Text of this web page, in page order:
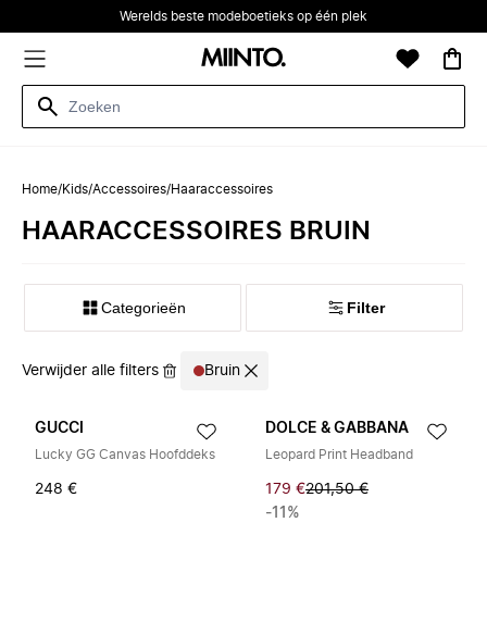
Werelds beste modeboetieks op één plek
Home/Kids/Accessoires/Haaraccessoires
HAARACCESSOIRES BRUIN
Categorieën Filter
Verwijder alle filters Bruin
GUCCI
Lucky GG Canvas Hoofddeks
248 €
DOLCE & GABBANA
Leopard Print Headband
179 €201,50 €
-11%